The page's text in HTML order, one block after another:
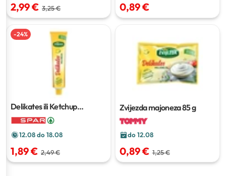
2,99 € 3,25 € 0,89 €
-24%
Delikates ili Ketchup
Majoneza Zvijezda
12.08 do 18.08
1,89 € 2,49 €
Zvijezda majoneza85 g
do 12.08
0,89 € 1,25 €